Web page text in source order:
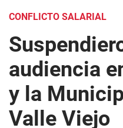
CONFLICTO SALARIAL
audiencia
y la
Valle Viejo